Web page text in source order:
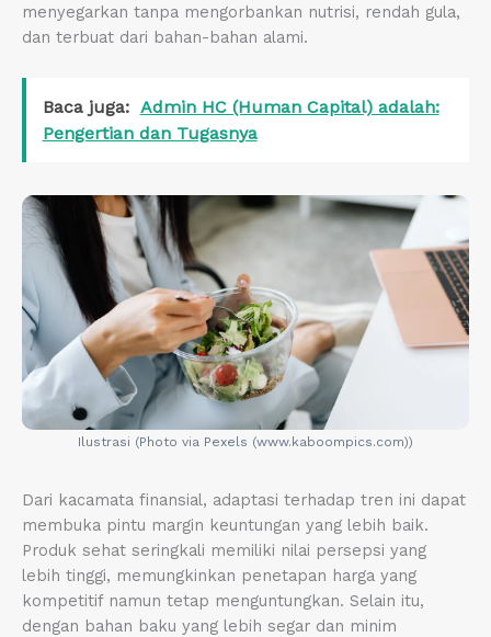
menyegarkan tanpa mengorbankan nutrisi, rendah gula,
dan terbuat dari bahan-bahan alami.
Baca juga: Admin HC (Human Capital) adalah:
Pengertian dan Tugasnya
Ilustrasi (Photo via Pexels (www.kaboompics.com))
Dari kacamata finansial, adaptasi terhadap tren ini dapat
membuka pintu margin keuntungan yang lebih baik.
Produk sehat seringkali memiliki nilai persepsi yang
lebih tinggi, memungkinkan penetapan harga yang
kompetitif namun tetap menguntungkan. Selain itu,
dengan bahan baku yang lebih segar dan minim